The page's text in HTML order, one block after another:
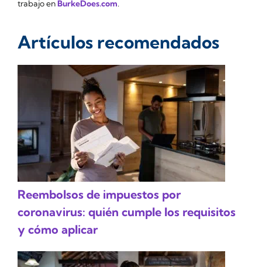
trabajo enBurkeDoes.com.
Artículos recomendados
Reembolsos de impuestos por
coronavirus: quién cumple los requisitos
y cómo aplicar